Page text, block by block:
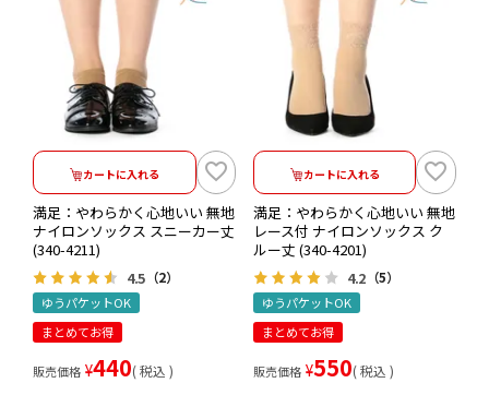
カートに入れる
満足：やわらかく心地いい 無地
ナイロンソックス スニーカー丈
(340-4211)
4.5 （2）
ゆうパケットOK
まとめてお得
販売価格 ¥440 税込
カートに入れる
満足：やわらかく心地いい 無地
レース付 ナイロンソックス ク
ルー丈 (340-4201)
4.2 （5）
ゆうパケットOK
まとめてお得
販売価格 ¥550 税込